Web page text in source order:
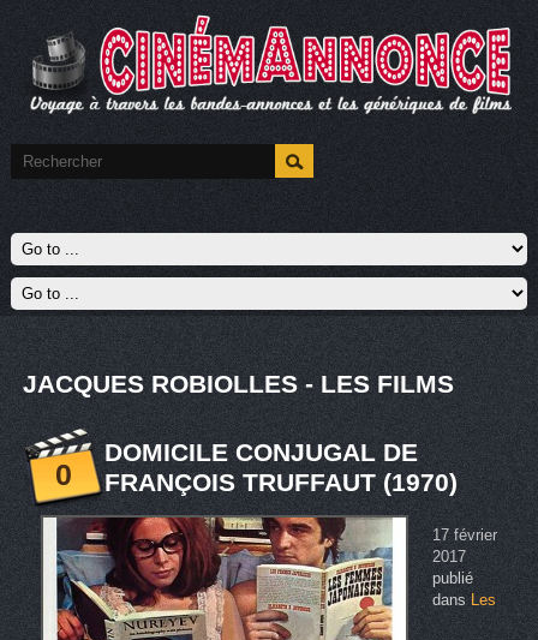
JACQUES ROBIOLLES - LES FILMS
0
DOMICILE CONJUGAL DE
FRANÇOIS TRUFFAUT (1970)
17 février
2017
publié
dansLes